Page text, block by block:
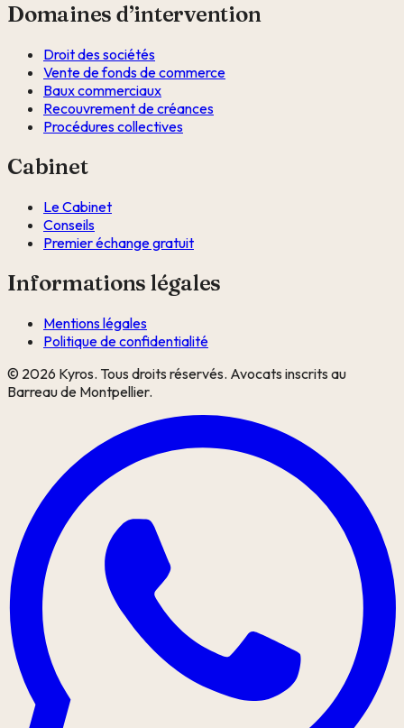
Domaines d’intervention
Droit des sociétés
Vente de fonds de commerce
Baux commerciaux
Recouvrement de créances
Procédures collectives
Cabinet
Le Cabinet
Conseils
Premier échange gratuit
Informations légales
Mentions légales
Politique de confidentialité
© 2026 Kyros. Tous droits réservés. Avocats inscrits au
Barreau de Montpellier.